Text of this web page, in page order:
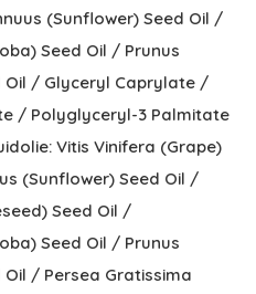
(Sunflower) Seed Oil /
Seed Oil / Prunus
Oil / Glyceryl Caprylate /
/ Polyglyceryl-3 Palmitate
Vitis Vinifera (Grape)
(Sunflower) Seed Oil /
Seed Oil /
Seed Oil / Prunus
/ Persea Gratissima